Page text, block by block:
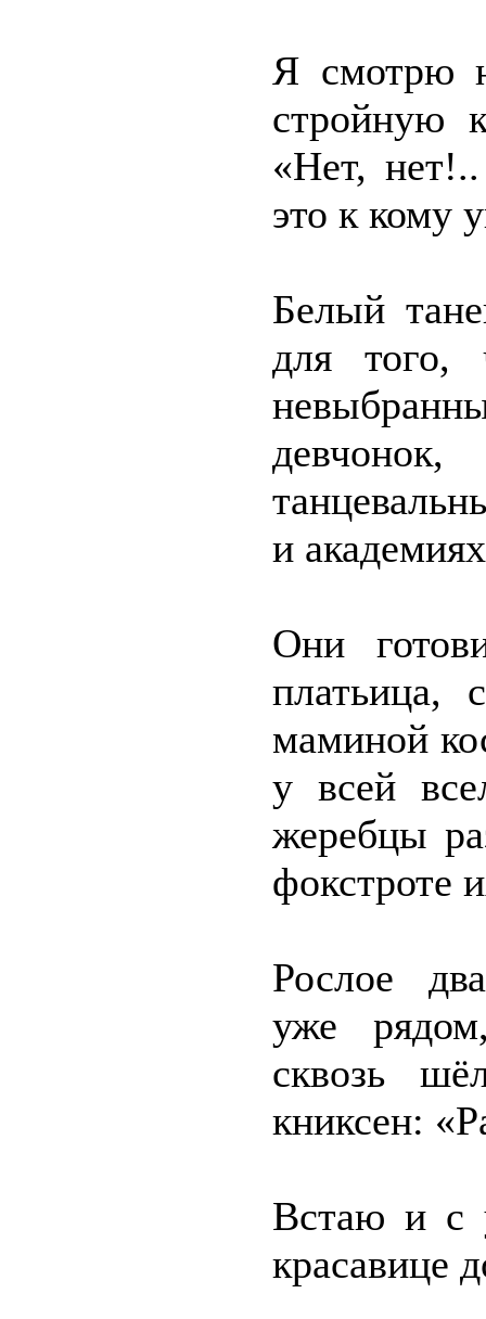
Я смотрю
стройную
«Нет,
это к кому
Белый
для того,
и
Они
платьица,
маминой
у всей
жеребцы
фокстроте
Рослое
уже
сквозь
книксен:
Встаю и с
красавице